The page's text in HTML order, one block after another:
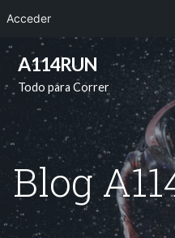
Saltar
contenido
A114RUN
Todo para Correr
Blog
Acceder